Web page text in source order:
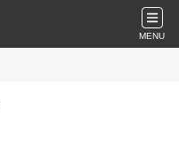
MENU